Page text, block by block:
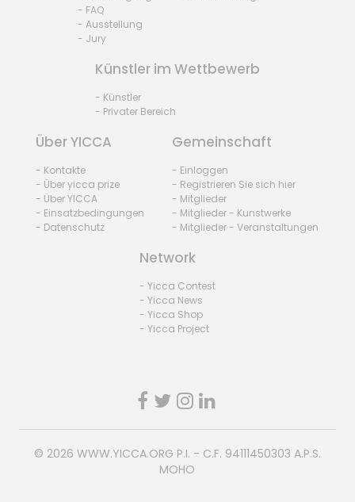
- FAQ
- Ausstellung
- Jury
Künstler im Wettbewerb
- Künstler
- Privater Bereich
Über YICCA
- Kontakte
- Über yicca prize
- Über YICCA
- Einsatzbedingungen
- Datenschutz
Gemeinschaft
- Einloggen
- Registrieren Sie sich hier
- Mitglieder
- Mitglieder - Kunstwerke
- Mitglieder - Veranstaltungen
Network
- Yicca Contest
- Yicca News
- Yicca Shop
- Yicca Project
© 2026 WWW.YICCA.ORG P.I. - C.F. 94111450303 A.P.S.
MOHO